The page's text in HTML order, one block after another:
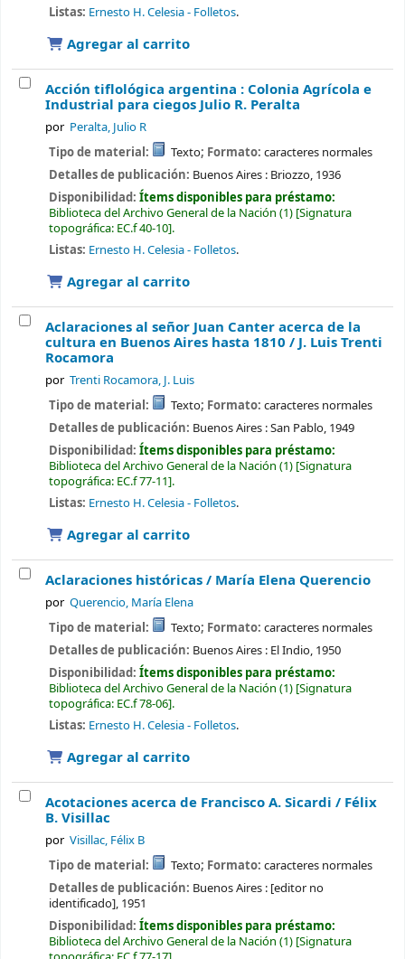
Listas: Ernesto H. Celesia - Folletos.
Agregar al carrito
Acción tiflológica argentina : Colonia Agrícola e
Industrial para ciegos Julio R. Peralta
por Peralta, Julio R
Tipo de material: Texto; Formato:caracteres normales
Detalles de publicación: Buenos Aires : Briozzo, 1936
Disponibilidad: Ítems disponibles para préstamo:
Biblioteca del Archivo General de la Nación (1) Signatura
topográfica: EC.f 40-10 .
Listas: Ernesto H. Celesia - Folletos.
Agregar al carrito
Aclaraciones al señor Juan Canter acerca de la
cultura en Buenos Aires hasta 1810 / J. Luis Trenti
Rocamora
por Trenti Rocamora, J. Luis
Tipo de material: Texto; Formato:caracteres normales
Detalles de publicación: Buenos Aires :San Pablo, 1949
Disponibilidad: Ítems disponibles para préstamo:
Biblioteca del Archivo General de la Nación (1) Signatura
topográfica: EC.f 77-11 .
Listas: Ernesto H. Celesia - Folletos.
Agregar al carrito
Aclaraciones históricas / María Elena Querencio
por Querencio, María Elena
Tipo de material: Texto; Formato:caracteres normales
Detalles de publicación: Buenos Aires : El Indio, 1950
Disponibilidad: Ítems disponibles para préstamo:
Biblioteca del Archivo General de la Nación (1) Signatura
topográfica: EC.f 78-06 .
Listas: Ernesto H. Celesia - Folletos.
Agregar al carrito
Acotaciones acerca de Francisco A. Sicardi / Félix
B. Visillac
por Visillac, Félix B
Tipo de material: Texto; Formato:caracteres normales
Detalles de publicación: Buenos Aires : [editor no
identificado], 1951
Disponibilidad: Ítems disponibles para préstamo:
Biblioteca del Archivo General de la Nación (1) Signatura